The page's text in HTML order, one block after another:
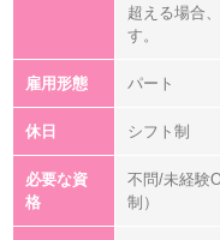
超える場合
す。
雇用形態 パート
休日 シフト制
必要な資
格
不問/未経験
制）